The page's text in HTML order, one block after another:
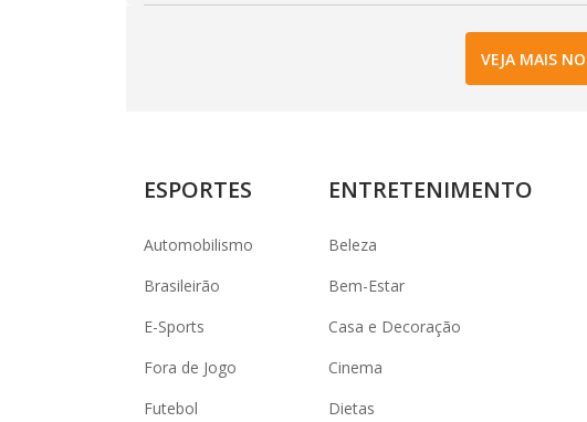
VEJA MAIS
ESPORTES
Automobilismo
Brasileirão
E-Sports
Fora de Jogo
Futebol
ENTRETENIMENTO
Beleza
Bem-Estar
Casa e Decoração
Cinema
Dietas